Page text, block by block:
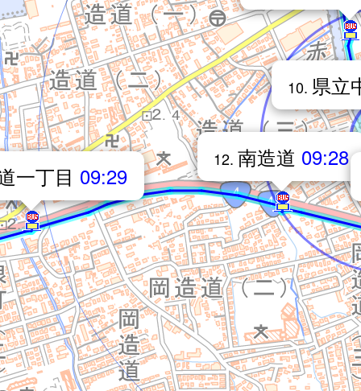
一丁目 09:29
12. 南造道 09:28
10. 県立